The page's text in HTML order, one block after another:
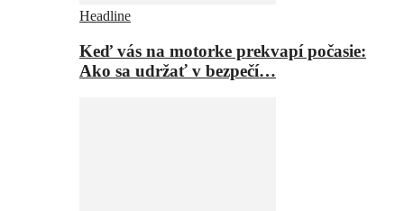
Headline
Keď vás na motorke prekvapí počasie:
Ako sa udržať v bezpečí…